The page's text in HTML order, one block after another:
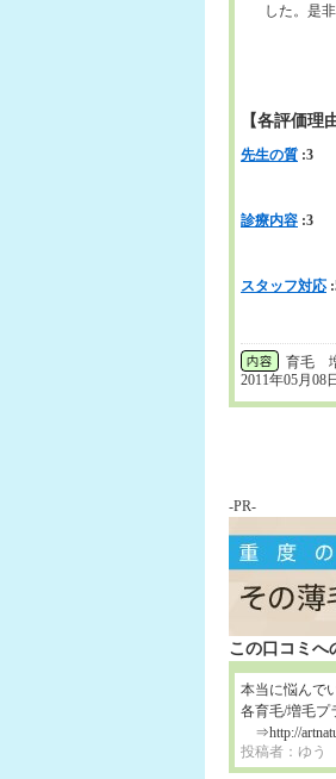
した。是
【各評価理
先生の質 :3
診療内容 :3
スタッフ対応
育毛
2011年05月08
-PR-
この口コミへ
本当に悩んで
各育毛/増毛プ
⇒http://
投稿者：ゆう